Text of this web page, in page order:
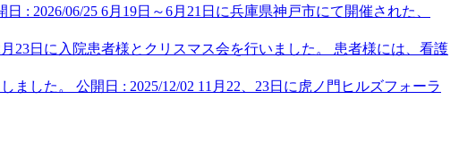
日 : 2026/06/25 6月19日～6月21日に兵庫県神戸市にて開催された、
月23日に入院患者様とクリスマス会を行いました。 患者様には、看護
ました。
公開日 : 2025/12/02 11月22、23日に虎ノ門ヒルズフォーラ